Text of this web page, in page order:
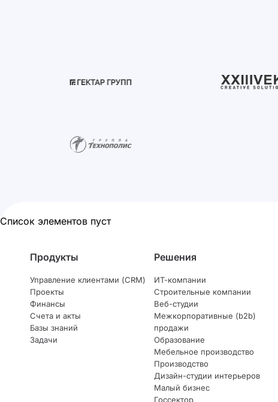
Список элементов пуст
Продукты
Управление клиентами (CRM)
Проекты
Финансы
Счета и акты
Базы знаний
Задачи
Решения
ИТ-компании
Строительные компании
Веб-студии
Межкорпоративные (b2b)
продажи
Образование
Мебельное производство
Производство
Дизайн-студии интерьеров
Малый бизнес
Госсектор